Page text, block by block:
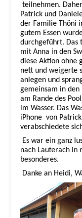
teilnehmen.
Patrick und
der Familie Thöni
gutem Essen
durchgeführt. Das
mit Anna in den
diese Aktion ohne
nett und weigerte
anlegen und
gemeinsam in den
am Rande des
im Wasser. Das
iPhone von
verabschiedete
Es war ein ganz
nach Lauterach in
besonderes.
Danke an Heidi,